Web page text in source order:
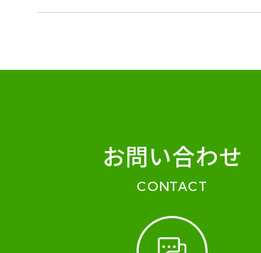
お問い合わせ
CONTACT